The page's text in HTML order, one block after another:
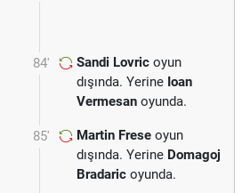
84' Sandi Lovric oyun
dışında. Yerine Ioan
Vermesan oyunda.
85' Martin Frese oyun
dışında. Yerine Domagoj
Bradaric oyunda.